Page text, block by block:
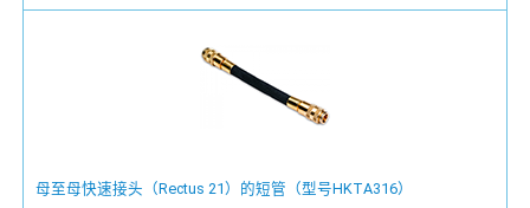
母至母快速接头（Rectus 21）的短管（型号HKTA316）